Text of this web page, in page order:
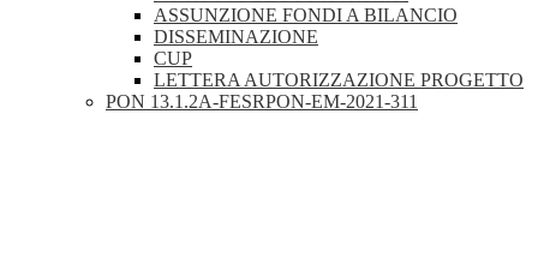
ASSUNZIONE FONDI A BILANCIO
DISSEMINAZIONE
CUP
LETTERA AUTORIZZAZIONE PROGETTO
PON 13.1.2A-FESRPON-EM-2021-311